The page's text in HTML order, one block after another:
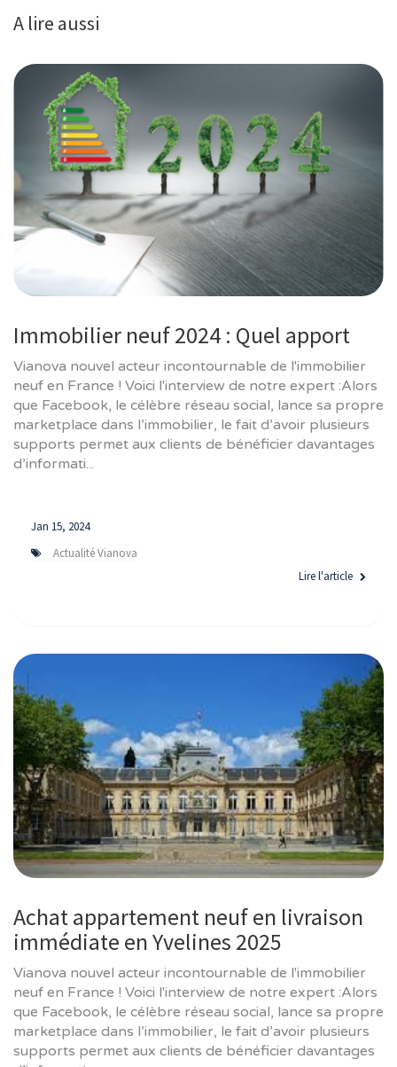
A lire aussi
Immobilier neuf 2024 : Quel apport
Vianova nouvel acteur incontournable de l'immobilier
neuf en France ! Voici l'interview de notre expert :Alors
que Facebook, le célèbre réseau social, lance sa propre
marketplace dans l’immobilier, le fait d’avoir plusieurs
supports permet aux clients de bénéficier davantages
d’informati...
Jan 15, 2024
Actualité Vianova
Lire l'article
Achat appartement neuf en livraison
immédiate en Yvelines 2025
Vianova nouvel acteur incontournable de l'immobilier
neuf en France ! Voici l'interview de notre expert :Alors
que Facebook, le célèbre réseau social, lance sa propre
marketplace dans l’immobilier, le fait d’avoir plusieurs
supports permet aux clients de bénéficier davantages